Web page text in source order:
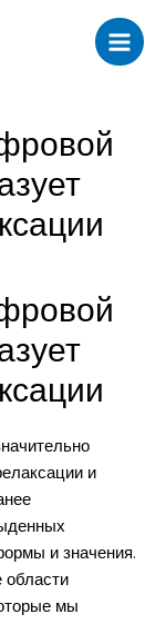
Main
и
и значения.
области
мы